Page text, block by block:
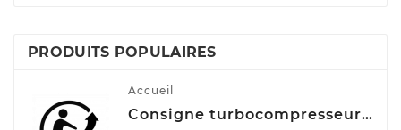
PRODUITS POPULAIRES
Accueil
Consigne turbocompresseur echange standart